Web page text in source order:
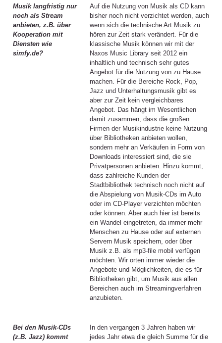
Musik langfristig nur
noch als Stream
anbieten, z.B. über
Kooperation mit
Diensten wie
simfy.de?
Auf die Nutzung von Musik als CD kann
bisher noch nicht verzichtet werden, auch
wenn sich die technische Art Musik zu
hören zur Zeit stark verändert. Für die
klassische Musik können wir mit der
Naxos Music Library seit 2012 ein
inhaltlich und technisch sehr gutes
Angebot für die Nutzung von zu Hause
machen. Für die Bereiche Rock, Pop,
Jazz und Unterhaltungsmusik gibt es
aber zur Zeit kein vergleichbares
Angebot. Das hängt im Wesentlichen
damit zusammen, dass die großen
Firmen der Musikindustrie keine Nutzung
über Bibliotheken anbieten wollen,
sondern mehr an Verkäufen in Form von
Downloads interessiert sind, die sie
Privatpersonen anbieten. Hinzu kommt,
dass zahlreiche Kunden der
Stadtbibliothek technisch noch nicht auf
die Abspielung von Musik-CDs im Auto
oder im CD-Player verzichten möchten
oder können. Aber auch hier ist bereits
ein Wandel eingetreten, da immer mehr
Menschen zu Hause oder auf externen
Servern Musik speichern, oder über
Musik z.B. als mp3-file mobil verfügen
möchten. Wir orten immer wieder die
Angebote und Möglichkeiten, die es für
Bibliotheken gibt, um Musik aus allen
Bereichen auch im Streamingverfahren
anzubieten.
Bei den Musik-CDs
(z.B. Jazz) kommt
In den vergangen 3 Jahren haben wir
jedes Jahr etwa die gleich Summe für die